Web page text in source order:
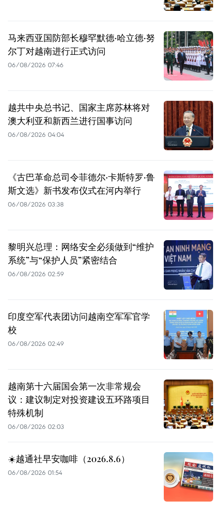
马来西亚国防部长穆罕默德·哈立德·努
尔丁对越南进行正式访问
06/08/2026 07:46
越共中央总书记、国家主席苏林将对
澳大利亚和新西兰进行国事访问
06/08/2026 04:04
《古巴革命总司令菲德尔·卡斯特罗·鲁
斯文选》新书发布仪式在河内举行
06/08/2026 03:38
黎明兴总理：网络安全必须做到“维护
系统”与“保护人员”紧密结合
06/08/2026 02:59
印度空军代表团访问越南空军军官学
校
06/08/2026 02:49
越南第十六届国会第一次非常规会
议：建议制定对投资建设五环路项目
特殊机制
06/08/2026 02:03
☀️越通社早安咖啡（2026.8.6）
06/08/2026 01:54